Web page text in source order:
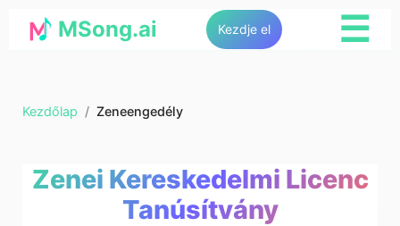
MSong.ai Kezdje el ☰
Kezdőlap / Zeneengedély
Zenei Kereskedelmi Licenc
Tanúsítvány